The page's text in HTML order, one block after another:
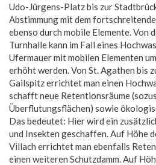
Udo-Jürgens-Platz bis zur
Abstimmung mit dem
ebenso durch mobile Elemente. Von
Turnhalle kann im Fall eines
Ufermauer mit mobilen Elementen
erhöht werden. Von St. Agathen bis
Gailspitz errichtet man einen
schafft neue Retentionsräume
Überflutungsflächen) sowie
Das bedeutet: Hier wird ein
und Insekten geschaffen. Auf Höhe
Villach errichtet man ebenfalls
einen weiteren Schutzdamm. Auf